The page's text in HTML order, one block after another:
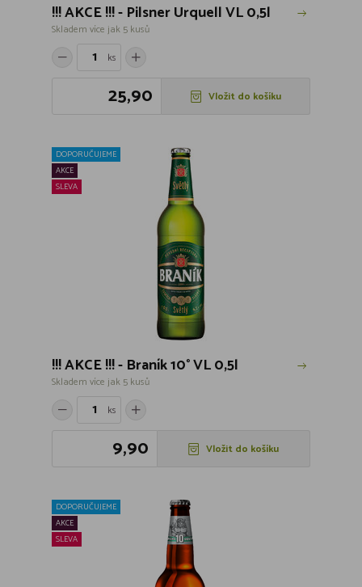
!!! AKCE !!! - Pilsner Urquell VL 0,5l
Skladem více jak 5 kusů
ks
25,90 Vložit do košíku
DOPORUČUJEME
AKCE
SLEVA
!!! AKCE !!! - Braník 10° VL 0,5l
Skladem více jak 5 kusů
ks
9,90 Vložit do košíku
DOPORUČUJEME
AKCE
SLEVA